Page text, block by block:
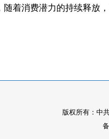
着消费潜力的持续释放
版权所有：中